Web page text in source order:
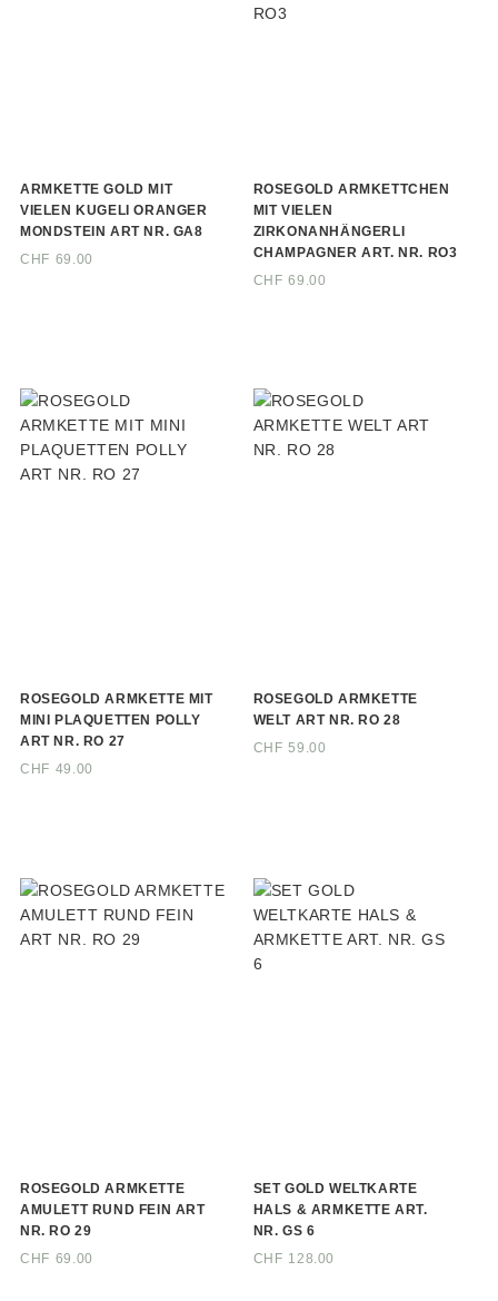
ARMKETTE GOLD MIT
VIELEN KUGELI ORANGER
MONDSTEIN ART NR. GA8
CHF 69.00
ROSEGOLD ARMKETTCHEN
MIT VIELEN
ZIRKONANHÄNGERLI
CHAMPAGNER ART. NR. RO3
CHF 69.00
ROSEGOLD ARMKETTE MIT
MINI PLAQUETTEN POLLY
ART NR. RO 27
CHF 49.00
ROSEGOLD ARMKETTE
WELT ART NR. RO 28
CHF 59.00
ROSEGOLD ARMKETTE
AMULETT RUND FEIN ART
NR. RO 29
CHF 69.00
SET GOLD WELTKARTE
HALS & ARMKETTE ART.
NR. GS 6
CHF 128.00